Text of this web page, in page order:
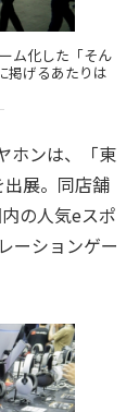
ム化した「そん
掲げるあたりは
ホンは、「東
展。同店舗
の人気eスポ
ーションゲー